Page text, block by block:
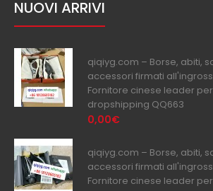
NUOVI ARRIVI
qiqiyg.com – Borse, abiti,
accessori firmati
Fornitore cinese leader
dropshipping QQ663
0,00€
qiqiyg.com – Borse, abiti,
accessori firmati
Fornitore cinese leader